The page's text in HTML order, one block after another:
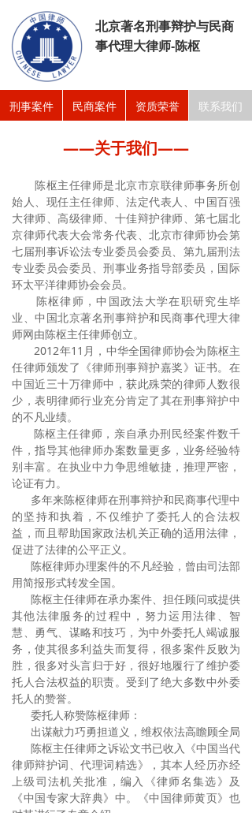
北京著名刑事辩护与民商
事代理大律师-陈枢
刑事案件 民商案件 资质荣誉 联系我们
——关于我们——
陈枢主任律师是北京市京联律师事务所创
始人、现任主任律师、法定代表人、中国百强
大律师、高级律师、十佳辩护律师、第七届北
京律师代表大会常务代表、北京市律师协会第
七届刑事诉讼法专业委员会委员、第九届刑法
专业委员会委员、刑事业务指导部委员，国际
环太平洋律师协会会员。
陈枢律师，中国政法大学在职研究生毕
业、中国北京著名刑事辩护和民商事代理大律
师网由陈枢主任律师创立。
2012年11月，中华全国律师协会为陈枢主
任律师颁发了《律师刑事辩护嘉奖》证书。在
中国近三十万律师中，获此殊荣的律师人数很
少，表明律师行业充分肯定了其在刑事辩护中
的不凡业绩。
陈枢主任律师，亲自承办刑民经案件数千
件，指导其他律师办案数量更多，业务经验特
别丰富。在执业中力争思维敏捷，推理严密，
论证有力。
多年来陈枢律师在刑事辩护和民商事代理中
的坚持和执着，不仅维护了委托人的合法权
益，而且帮助国家政法机关正确的适用法律，
促进了法律的公平正义。
陈枢律师办理案件的不凡经验，曾由司法部
用简报形式转发全国。
陈枢主任律师在承办案件、担任顾问或提供
其他法律服务的过程中，努力运用法律、智
慧、勇气、谋略和技巧，为中外委托人竭诚服
务，使其很多利益失而复得，很多案件反败为
胜，很多对头言归于好，很好地履行了维护委
托人合法权益的职责。受到了绝大多数中外委
托人的赞誉。
委托人称赞陈枢律师：
出谋献力巧勇担道义，维权依法高瞻顾全局
陈枢主任律师之诉讼文书已收入《中国当代
律师辩护词、代理词精选》，其本人经历亦经
上级司法机关批准，编入《律师名集选》及
《中国专家大辞典》中。《中国律师黄页》也